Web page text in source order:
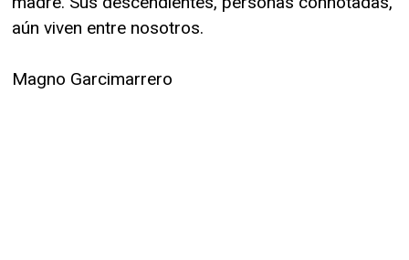
aún viven entre nosotros.
Magno Garcimarrero